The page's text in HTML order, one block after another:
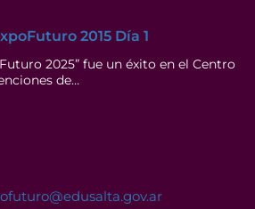
2015 Día 1
2025” fue un éxito en el Centro
de…